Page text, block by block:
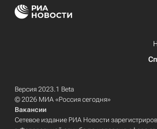
Версия 2023.1 Beta
© 2026 МИА «Россия сегодня»
Вакансии
Сетевое издание РИА Новости